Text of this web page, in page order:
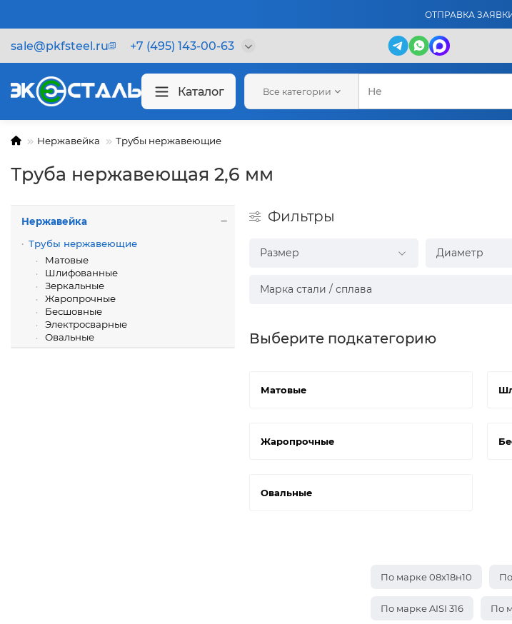
ОТПРАВКА
sale@pkfsteel.ru +7 (495) 143-00-63
Каталог Все категории
Нержавейка Трубы нержавеющие
Труба нержавеющая 2,6 мм
Нержавейка
Трубы нержавеющие
Матовые
Шлифованные
Зеркальные
Жаропрочные
Бесшовные
Электросварные
Овальные
Фильтры
Размер Диаметр
Марка стали / сплава
Выберите подкатегорию
Матовые
Жаропрочные
Овальные
По марке 08х18н10
По марке AISI 316 По